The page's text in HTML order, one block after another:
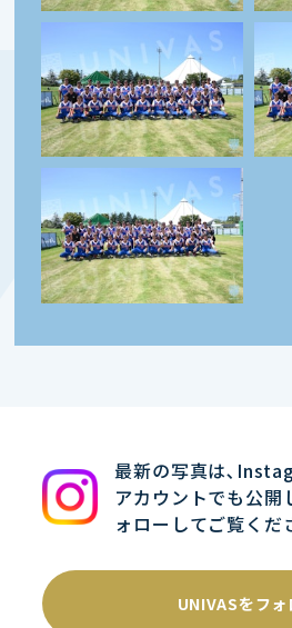
最新の写真は､
アカウントでも公開
ォローしてご覧くだ
UNIVASをフォ